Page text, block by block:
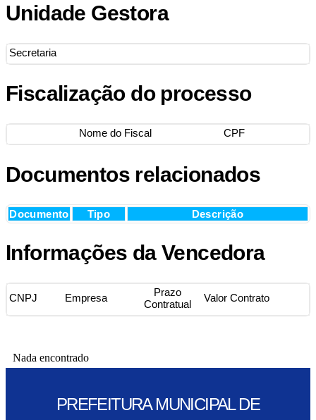
Unidade Gestora
Secretaria
Fiscalização do processo
Nome do Fiscal CPF
Documentos relacionados
Documento Tipo Descrição
Informações da Vencedora
CNPJ Empresa
Prazo
Contratual
Valor Contrato
Nada encontrado
PREFEITURA MUNICIPAL DE